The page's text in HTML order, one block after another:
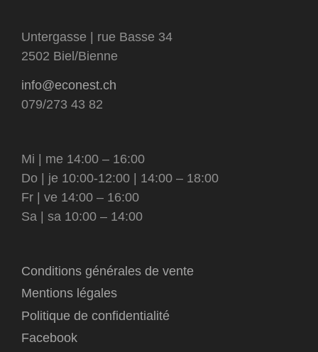
Untergasse | rue Basse 34
2502 Biel/Bienne
info@econest.ch
079/273 43 82
Mi | me 14:00 – 16:00
Do | je 10:00-12:00 | 14:00 – 18:00
Fr | ve 14:00 – 16:00
Sa | sa 10:00 – 14:00
Conditions générales de vente
Mentions légales
Politique de confidentialité
Facebook